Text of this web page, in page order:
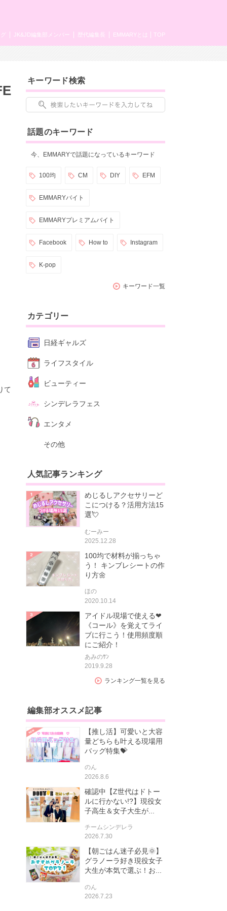
TOP
EMMARYとは
歴代編集長
JK&JD編集部メンバー
て
キーワード検索
話題のキーワード
今、EMMARYで話題になっているキーワード
100均 CM DIY EFM
EMMARYバイト
EMMARYプレミアムバイト
Facebook How to Instagram
K-pop
キーワード一覧
カテゴリー
日経ギャルズ
ライフスタイル
ビューティー
シンデレラフェス
エンタメ
その他
人気記事ランキング
めじるしアクセサリーど
こにつける？活用方法15
選💘
むーみー
2025.12.28
100均で材料が揃っちゃ
う！ キンブレシートの作
り方🌼
ほの
2020.10.14
アイドル現場で使える❤
《コール》を覚えてライ
ブに行こう！使用頻度順
にご紹介！
あみのｻﾝ
2019.9.28
ランキング一覧を見る
編集部オススメ記事
【推し活】可愛いと大容
量どちらも叶える現場用
バッグ特集💝
のん
2026.8.6
確認中【Z世代はドトー
ルに行かない!?】現役女
子高生＆女子大生が...
チームシンデレラ
2026.7.30
【朝ごはん迷子必見🌞】
グラノーラ好き現役女子
大生が本気で選ぶ！お...
のん
2026.7.23